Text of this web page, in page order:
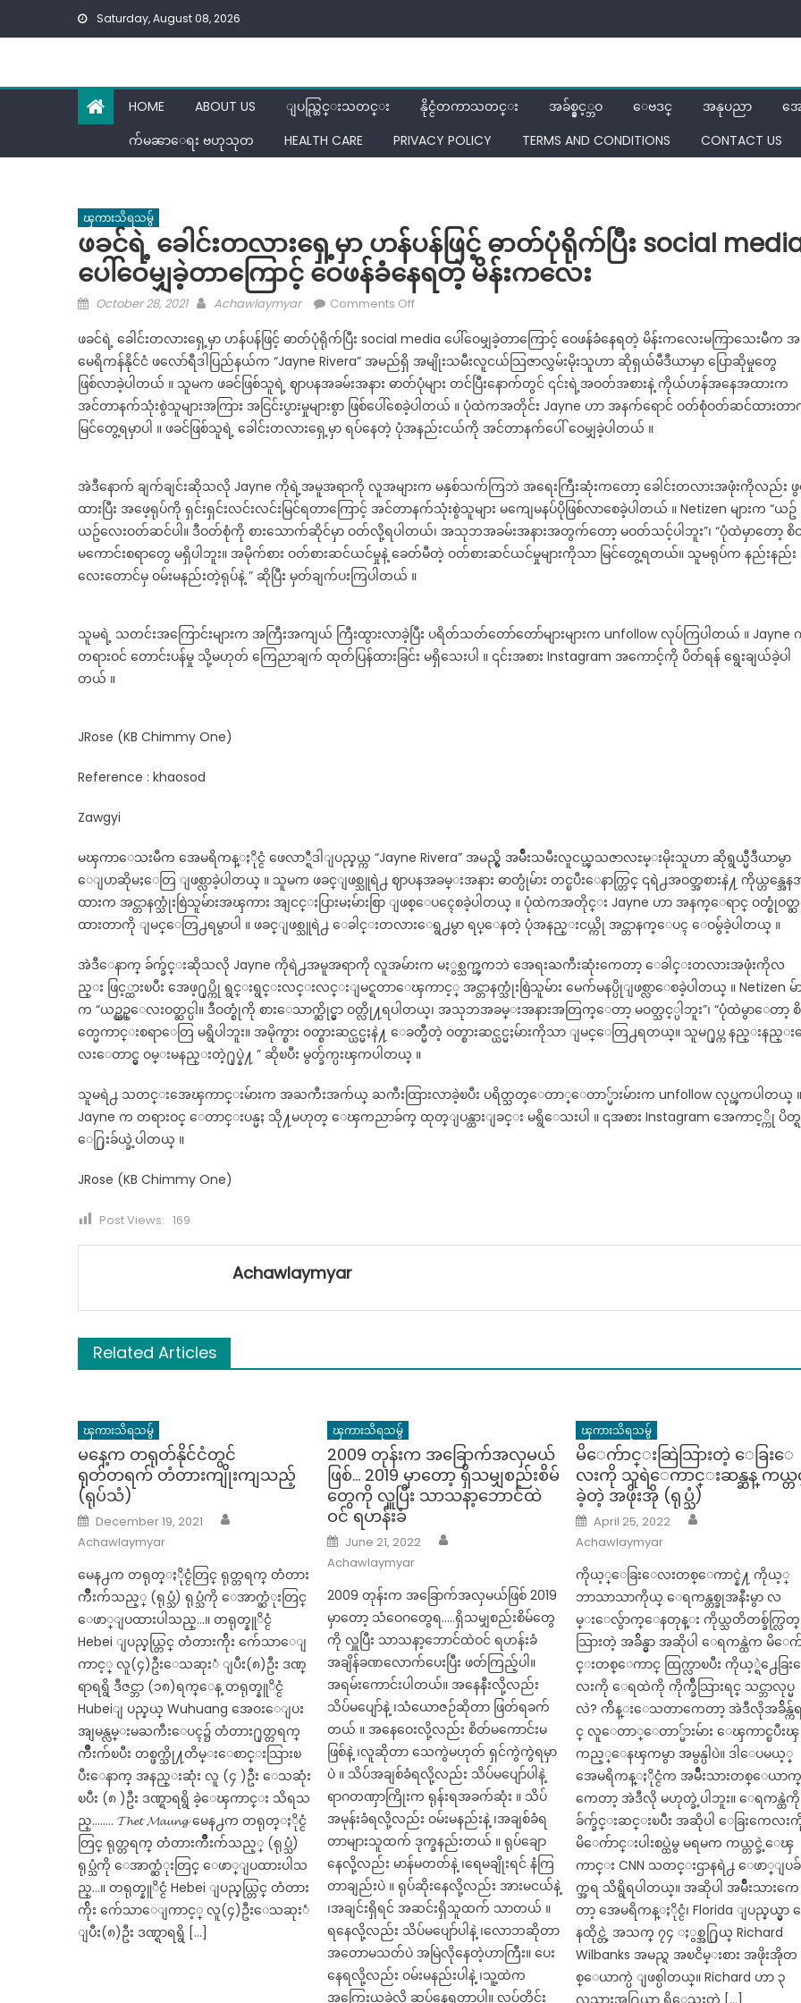
Saturday, August 08, 2026
HOME ABOUT US ျပည္တြင္းသတင္း နိုင္ငံတကာသတင္း အခ်စ္နွင့္ဘဝ ေဗဒင္ အနုပညာ
အ
က်မၼာေရး ဗဟုသုတ
HEALTH CARE PRIVACY POLICY TERMS AND CONDITIONS CONTACT US
ၾကားသိရသမွ်
ဖခင်ရဲ့ ခေါင်းတလားရှေ့မှာ ဟန်ပန်ဖြင့် ဓာတ်ပုံရိုက်ပြီး social
ပေါ်ဝေမျှခဲ့တာကြောင့် ဝေဖန်ခံနေရတဲ့ မိန်းကလေး
Posted
October 28, 2021 Author
Achawlaymyar Comments Offon
ရဲ့
ခေါင်း
တလား
ရှေ့
မှာ
ဓာတ်ပုံ
ရိုက်
ပြီး
social
media
ခဲ့
တာ
ကြောင့်
ဖခင်ရဲ့ ခေါင်းတလားရှေ့မှာ ဟန်ပန်ဖြင့် ဓာတ်ပုံရိုက်ပြီး social media ပေါ်ဝေမျှခဲ့တာကြောင့် ဝေဖန်ခံနေရတဲ့ မိန်းကလေးမကြာသေးမီက အ
မေရိကန်နိုင်ငံ ဖလော်ရီဒါပြည်နယ်က “Jayne Rivera” အမည်ရှိ အမျိုးသမီးလူငယ်သြဇာလွှမ်းမိုးသူဟာ ဆိုရှယ်မီဒီယာမှာ ပြောဆိုမှုတွေ
ဖြစ်လာခဲ့ပါတယ် ။ သူမက ဖခင်ဖြစ်သူရဲ့ ဈာပနအခမ်းအနား ဓာတ်ပုံများ တင်ပြီးနောက်တွင် ၎င်းရဲ့အဝတ်အစားနဲ့ ကိုယ်ဟန်အနေအထားက
အင်တာနက်သုံးစွဲသူများအကြား အငြင်းပွားမှုများစွာ ဖြစ်ပေါ်စေခဲ့ပါတယ် ။ ပုံထဲကအတိုင်း Jayne ဟာ အနက်ရောင် ဝတ်စုံဝတ်ဆင်ထားတ
မြင်တွေ့ရမှာပါ ။ ဖခင်ဖြစ်သူရဲ့ ခေါင်းတလားရှေ့မှာ ရပ်နေတဲ့ ပုံအနည်းငယ်ကို အင်တာနက်ပေါ် ဝေမျှခဲ့ပါတယ် ။
အဲဒီနောက် ချက်ချင်းဆိုသလို Jayne ကိုရဲ့အမူအရာကို လူအများက မနှစ်သက်ကြဘဲ အရေးကြီးဆုံးကတော့ ခေါင်းတလားအဖုံးကိုလည်း ဖွ
ထားပြီး အဖေ့ရုပ်ကို ရှင်းရှင်းလင်းလင်းမြင်ရတာကြောင့် အင်တာနက်သုံးစွဲသူများ မကျေမနပ်ပိုဖြစ်လာစေခဲ့ပါတယ် ။ Netizen များက “ယဥ်
ယဥ်လေးဝတ်ဆင်ပါ။ ဒီဝတ်စုံကို စားသောက်ဆိုင်မှာ ဝတ်လို့ရပါတယ်၊ အသုဘအခမ်းအနားအတွက်တော့ မဝတ်သင့်ပါဘူး”၊ “ပုံထဲမှာတော့
မကောင်းစရာတွေ မရှိပါဘူး။ အမိုက်စား ဝတ်စားဆင်ယင်မှုနဲ့ ခေတ်မီတဲ့ ဝတ်စားဆင်ယင်မှုများကိုသာ မြင်တွေ့ရတယ်။ သူမရုပ်က နည်းနည်း
လေးတောင်မှ ဝမ်းမနည်းတဲ့ရုပ်နဲ့ ” ဆိုပြီး မှတ်ချက်ပးကြပါတယ် ။
သူမရဲ့ သတင်းအကြောင်းများက အကြီးအကျယ် ကြီးထွားလာခဲ့ပြီး ပရိတ်သတ်တော်တော်များများက unfollow လုပ်ကြပါတယ် ။ Jayne
တရားဝင် တောင်းပန်မှု သို့မဟုတ် ကြေညာချက် ထုတ်ပြန်ထားခြင်း မရှိသေးပါ ။ ၎င်းအစား Instagram အကောင့်ကို ပိတ်ရန် ရွေးချယ်ခဲ့ပါ
တယ် ။
JRose (KB Chimmy One)
Reference : khaosod
Zawgyi
မၾကာေသးမီက အေမရိကန္ႏိုင္ငံ ဖေလာ္ရီဒါျပည္နယ္က “Jayne Rivera” အမည္ရွိ အမ်ိဳးသမီးလူငယ္ၾသဇာလႊမ္းမိုးသူဟာ ဆိုရွယ္မီဒီယာမွာ
ေျပာဆိုမႈေတြ ျဖစ္လာခဲ့ပါတယ္ ။ သူမက ဖခင္ျဖစ္သူရဲ႕ ဈာပနအခမ္းအနား ဓာတ္ပုံမ်ား တင္ၿပီးေနာက္တြင္ ၎ရဲ႕အဝတ္အစားနဲ႔ ကိုယ္ဟန္အေ
ထားက အင္တာနက္သုံးစြဲသူမ်ားအၾကား အျငင္းပြားမႈမ်ားစြာ ျဖစ္ေပၚေစခဲ့ပါတယ္ ။ ပုံထဲကအတိုင္း Jayne ဟာ အနက္ေရာင္ ဝတ္စုံဝတ္
ထားတာကို ျမင္ေတြ႕ရမွာပါ ။ ဖခင္ျဖစ္သူရဲ႕ ေခါင္းတလားေရွ႕မွာ ရပ္ေနတဲ့ ပုံအနည္းငယ္ကို အင္တာနက္ေပၚ ေဝမွ်ခဲ့ပါတယ္ ။
အဲဒီေနာက္ ခ်က္ခ်င္းဆိုသလို Jayne ကိုရဲ႕အမူအရာကို လူအမ်ားက မႏွစ္သက္ၾကဘဲ အေရးႀကီးဆုံးကေတာ့ ေခါင္းတလားအဖုံးကိုလ
ည္း ဖြင့္ထားၿပီး အေဖ့႐ုပ္ကို ရွင္းရွင္းလင္းလင္းျမင္ရတာေၾကာင့္ အင္တာနက္သုံးစြဲသူမ်ား မေက်မနပ္ပိုျဖစ္လာေစခဲ့ပါတယ္ ။ Netizen မ်
က “ယဥ္ယဥ္ေလးဝတ္ဆင္ပါ။ ဒီဝတ္စုံကို စားေသာက္ဆိုင္မွာ ဝတ္လို႔ရပါတယ္၊ အသုဘအခမ္းအနားအတြက္ေတာ့ မဝတ္သင့္ပါဘူး”၊ “ပုံထဲမွာေတာ့ စိ
တ္မေကာင္းစရာေတြ မရွိပါဘူး။ အမိုက္စား ဝတ္စားဆင္ယင္မႈနဲ႔ ေခတ္မီတဲ့ ဝတ္စားဆင္ယင္မႈမ်ားကိုသာ ျမင္ေတြ႕ရတယ္။ သူမ႐ုပ္က နည္းနည္
လးေတာင္မွ ဝမ္းမနည္းတဲ့႐ုပ္နဲ႔ ” ဆိုၿပီး မွတ္ခ်က္ပးၾကပါတယ္ ။
သူမရဲ႕ သတင္းအေၾကာင္းမ်ားက အႀကီးအက်ယ္ ႀကီးထြားလာခဲ့ၿပီး ပရိတ္သတ္ေတာ္ေတာ္မ်ားမ်ားက unfollow လုပ္ၾကပါတယ္ ။
Jayne က တရားဝင္ ေတာင္းပန္မႈ သို႔မဟုတ္ ေၾကညာခ်က္ ထုတ္ျပန္ထားျခင္း မရွိေသးပါ ။ ၎အစား Instagram အေကာင့္ကို ပိတ္
ေ႐ြးခ်ယ္ခဲ့ပါတယ္ ။
JRose (KB Chimmy One)
Post Views: 169
Achawlaymyar
Related Articles
ၾကားသိရသမွ်
မနေ့က တရုတ်နိုင်ငံတွင်
ရုတ်တရက် တံတားကျိုးကျသည့်
(ရုပ်သံ)
Posted
on
December 19, 2021
Achawlaymyar
မေန႕က တရုတ္ႏိုင္ငံတြင္ ရုတ္တရက္ တံတား
က်ိဳးက်သည့္ (ရုပ္သံ) ရုပ္သံကို ေအာက္ဆံုးတြင္
ေဖာ္ျပထားပါသည္…။ တရုတ္နူိင္ငံ
Hebei ျပည္နယ္တြင္ တံတားက်ိုး က်ေသာေျ
ကာင့္ လူ(၄)ဦးေသဆုးံ ျပီး(၈)ဦး ဒဏ္
ရာရရွိ ဒီဇင္ဘာ (၁၈)ရက္ေန့ တရုတ္နူိင္ငံ
Hubeiျ ပည္နယ္ Wuhuang အေဝးေျပး
အျမန္လမ္းမႀကီးေပၚ၌ တံတား႐ုတ္တရက္
က်ိဳးက်ၿပီး တစ္ဖက္သို႔တိမ္းေစာင္းသြားၿ
ပီးေနာက္ အနည္းဆုံး လူ (၄ )ဦး ေသဆုံး
ၿပီး (၈ )ဦး ဒဏ္ရာရရွိ ခဲ့ေၾကာင္း သိရသ
ည္…….. 𝓣𝓱𝓮𝓽 𝓜𝓪𝓾𝓷𝓰 မေန႕က တရုတ္ႏိုင္ငံ
တြင္ ရုတ္တရက္ တံတားက်ိဳးက်သည့္ (ရုပ္သံ)
ရုပ္သံကို ေအာက္ဆံုးတြင္ ေဖာ္ျပထားပါသ
ည္…။ တရုတ္နူိင္ငံ Hebei ျပည္နယ္တြင္ တံတား
က်ိုး က်ေသာေျကာင့္ လူ(၄)ဦးေသဆုးံ
ျပီး(၈)ဦး ဒဏ္ရာရရွိ […]
ၾကားသိရသမွ်
2009 တုန်းက အခြောက်အလှမယ်
ဖြစ်… 2019 မှာတော့ ရှိသမျှစည်းစိမ်
တွေကို လှူပြီး သာသနာ့ဘောင်ထဲ
ဝင် ရဟန်းခံ
Posted
on
June 21, 2022
Achawlaymyar
2009 တုန်းက အခြောက်အလှမယ်ဖြစ် 2019
မှာတော့ သံဝေဂတွေရ…..ရှိသမျှစည်းစိမ်တွေ
ကို လှူပြီး သာသနာ့ဘောင်ထဲဝင် ရဟန်းခံ
အချိန်ခဏလောက်ပေးပြီး ဖတ်ကြည့်ပါ။
အရမ်းကောင်းပါတယ်။ အနေနီးလို့လည်း
သိပ်မပျော်နဲ့ ၊သံယောဇဉ်ဆိုတာ ဖြတ်ရခက်
တယ် ။ အနေဝေးလို့လည်း စိတ်မကောင်းမ
ဖြစ်နဲ့ ၊လူဆိုတာ သေကွဲမဟုတ် ရှင်ကွဲကွဲရမှာ
ပဲ ။ သိပ်အချစ်ခံရလို့လည်း သိပ်မပျော်ပါနဲ့
ရာဂတဏှာကြိုးက ရုန်းရအခက်ဆုံး ။ သိပ်
အမုန်းခံရလို့လည်း ဝမ်းမနည်းနဲ့ ၊အချစ်ခံရ
တာများသူထက် ဒုက္ခနည်းတယ် ။ ရုပ်ချော
နေလို့လည်း မာန်မတတ်နဲ့ ၊ရေမချိုးရင် နံကြ
တာချည်းပဲ ။ ရုပ်ဆိုးနေလို့လည်း အားမငယ်နဲ့
၊အချင်းရှိရင် အဆင်းရှိသူထက် သာတယ် ။
ရနေလို့လည်း သိပ်မပျော်ပါနဲ့ ၊လောဘဆိုတာ
အတောမသတ်ပဲ အမြဲလိုနေတဲ့ဟာကြီး။ ပေး
နေရလို့လည်း ဝမ်းမနည်းပါနဲ့ ၊သူ့ထဲက
အကြွေးယူခဲ့လို့ ဆပ်နေရတာပါ။ လုပ်တိုင်း
ၾကားသိရသမွ်
မိေက်ာင္းဆြဲသြားတဲ့ ေခြးေ
လးကို သူရဲေကာင္းဆန္ဆန္ ကယ္တ
ခဲ့တဲ့ အဖိုးအို (ရုပ္သံ)
Posted
on
April 25, 2022
Achawlaymyar
ကိုယ့္ေခြးေလးတစ္ေကာင္နဲ႔ ကိုယ့္
ဘာသာသာကိုယ္ ေရကန္တစ္ခုအနီးမွာ လ
မ္းေလွ်ာက္ေနတုန္း ကိုယ္သတိတစ္ခ်က္လြတ္
သြားတဲ့ အခ်ိန္မွာ အဆိုပါ ေရကန္ထဲက မိေ
င္းတစ္ေကာင္ ထြက္လာၿပီး ကိုယ့္ရဲ႕ေခြ
လးကို ေရထဲကို ကိုက္ခ်ီသြားရင္ သင္ဘာလုပ္မ
လဲ? က်ိန္းေသတာကေတာ့ အဲဒီလိုအခ်ိန္က်
င္ လူေတာ္ေတာ္မ်ားမ်ား ေၾကာင္ၿပီးၾ
ကည့္ေနၾကမွာ အမွန္ပါပဲ။ ဒါေပမယ့္
အေမရိကန္ႏိုင္ငံက အမ်ိဳးသားတစ္ေယာ
ကေတာ့ အဲဒီလို မဟုတ္ခဲ့ပါဘူး။ ေရကန္ထဲကို
ခ်က္ခ်င္းဆင္းၿပီး အဆိုပါ ေခြးကေလး
မိေက်ာင္းပါးစပ္ထဲမွ မရမက ကယ္တင္ခဲ့ေၾ
ကာင္း CNN သတင္းဌာနရဲ႕ ေဖာ္ျပခ်
က္အရ သိရွိရပါတယ္။ အဆိုပါ အမ်ိဳးသားကေ
တာ့ အေမရိကန္ႏိုင္ငံ၊ Florida ျပည္နယ္မွာ
နထိုင္တဲ့ အသက္ ၇၄ ႏွစ္အ႐ြယ္ Richard
Wilbanks အမည္ရ အၿငိမ္းစား အဖိုးအိုတ
စ္ေယာက္ပဲ ျဖစ္ပါတယ္။ Richard ဟာ ၃
လသားအ႐ြယ္သာ ရွိေသးတဲ့ […]